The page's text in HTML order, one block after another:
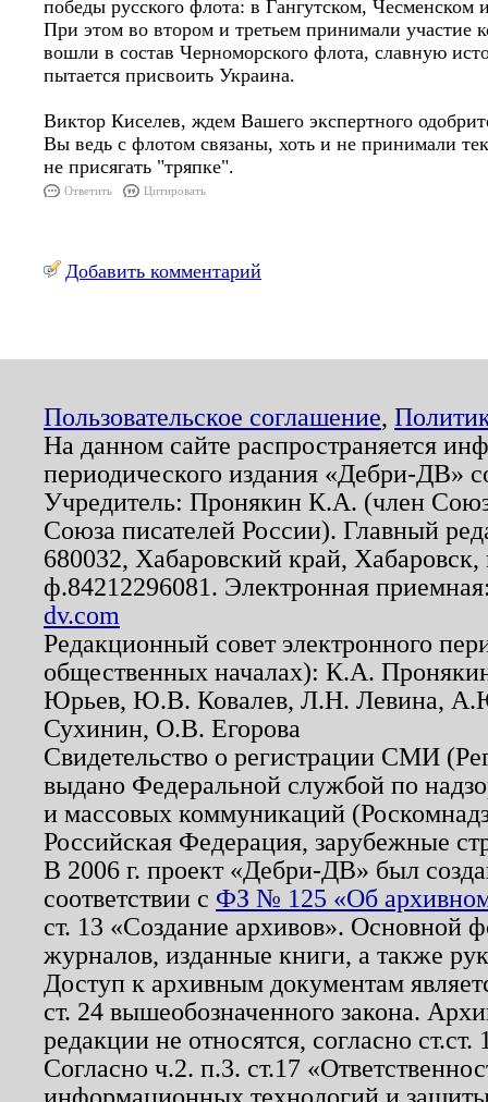
победы русского флота: в Гангутском,
При этом во втором и третьем принимали участие
вошли в состав Черноморского флота, славную
пытается присвоить Украина.
Виктор Киселев, ждем Вашего экспертного
Вы ведь с флотом связаны, хоть и не принимали
не присягать "тряпке".
Ответить Цитировать
Добавить комментарий
Пользовательское соглашение,
На данном сайте распространяется
периодического издания «Дебри-ДВ»
Учредитель: Пронякин К.А. (член
Союза писателей России). Главный
680032, Хабаровский край,
ф.84212296081. Электронная
dv.com
Редакционный совет электронного
общественных началах): К.А.
Юрьев, Ю.В. Ковалев, Л.Н. Левина,
Сухинин, О.В. Егорова
Свидетельство о регистрации СМИ
выдано Федеральной службой по
и массовых коммуникаций
Российская Федерация, зарубежные
В 2006 г. проект «Дебри-ДВ» был
соответствии с ФЗ № 125 «Об
ст. 13 «Создание архивов». Основной
журналов, изданные книги, а также
Доступ к архивным документам
ст. 24 вышеобозначенного закона.
редакции не относятся, согласно
Согласно ч.2. п.3. ст.17
информационных технологий и